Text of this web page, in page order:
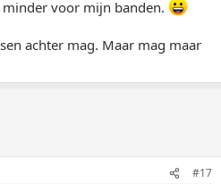
voor mijn banden.
achter mag. Maar mag maar
#17